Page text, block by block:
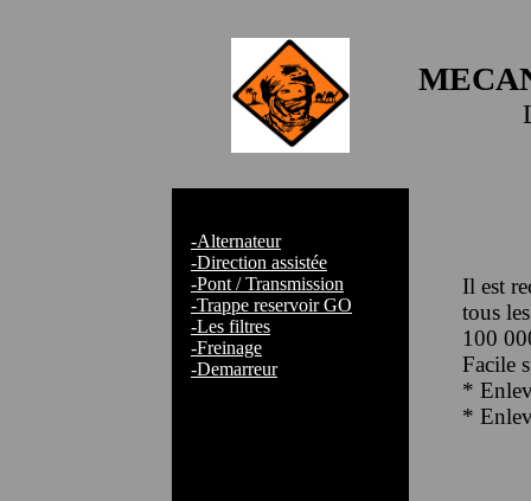
-Alternateur
-Direction assistée
-Pont / Transmission
-Trappe reservoir GO
-Les filtres
-Freinage
-Demarreur
Il est
tous les
100
Facile
*
*